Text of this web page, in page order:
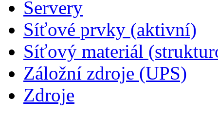
Servery
Síťové prvky (aktivní)
Síťový materiál
Záložní zdroje (UPS)
Zdroje